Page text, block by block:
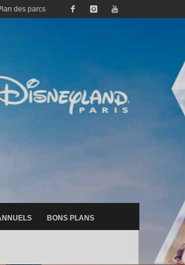
des parcs
BONS PLANS